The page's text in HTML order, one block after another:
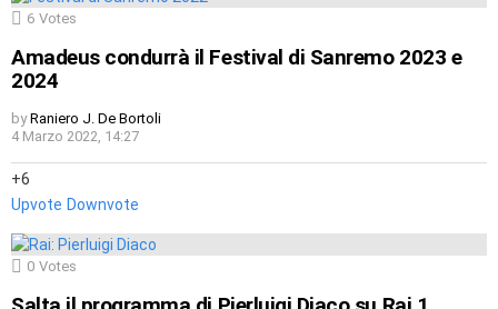
6 Votes
Amadeus condurrà il Festival di Sanremo 2023 e
2024
by Raniero J. De Bortoli
4 Marzo 2022, 14:27
6
Upvote Downvote
0 Votes